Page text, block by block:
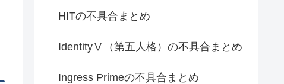
HITの不具合まとめ
IdentityⅤ（第五人格）の不具合まとめ
Ingress Primeの不具合まとめ